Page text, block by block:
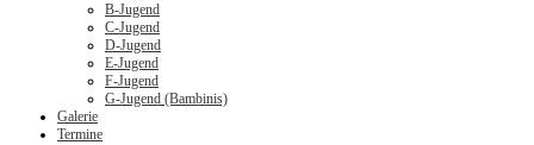
B-Jugend
C-Jugend
D-Jugend
E-Jugend
F-Jugend
G-Jugend (Bambinis)
Galerie
Termine